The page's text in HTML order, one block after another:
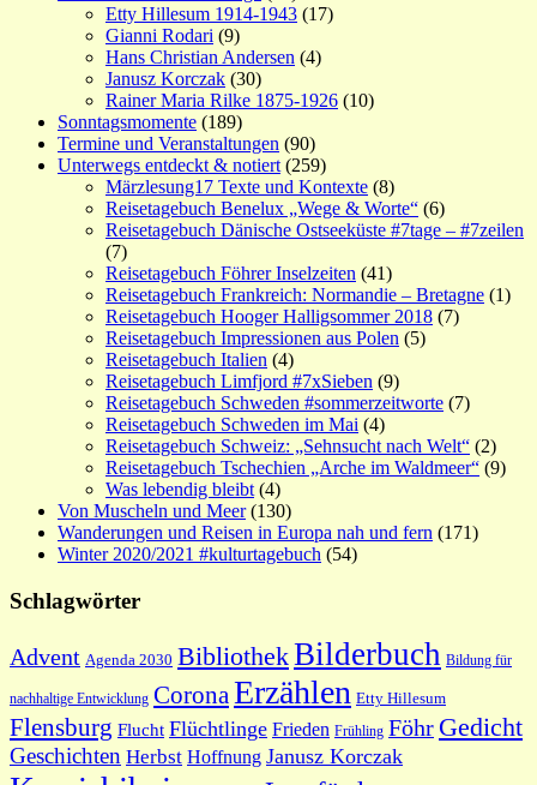
Etty Hillesum 1914-1943 (17)
Gianni Rodari (9)
Hans Christian Andersen (4)
Janusz Korczak (30)
Rainer Maria Rilke 1875-1926 (10)
Sonntagsmomente (189)
Termine und Veranstaltungen (90)
Unterwegs entdeckt & notiert (259)
Märzlesung17 Texte und Kontexte (8)
Reisetagebuch Benelux „Wege & Worte“ (6)
Reisetagebuch Dänische Ostseeküste #7tage – #7zeilen
(7)
Reisetagebuch Föhrer Inselzeiten (41)
Reisetagebuch Frankreich: Normandie – Bretagne (1)
Reisetagebuch Hooger Halligsommer 2018 (7)
Reisetagebuch Impressionen aus Polen (5)
Reisetagebuch Italien (4)
Reisetagebuch Limfjord #7xSieben (9)
Reisetagebuch Schweden #sommerzeitworte (7)
Reisetagebuch Schweden im Mai (4)
Reisetagebuch Schweiz: „Sehnsucht nach Welt“ (2)
Reisetagebuch Tschechien „Arche im Waldmeer“ (9)
Was lebendig bleibt (4)
Von Muscheln und Meer(130)
Wanderungen und Reisen in Europa nah und fern (171)
Winter 2020/2021 #kulturtagebuch (54)
Schlagwörter
Advent Agenda 2030 BibliothekBilderbuch Bildung für
nachhaltige Entwicklung Corona Erzählen Etty Hillesum
Flensburg Flucht Flüchtlinge Frieden Frühling Föhr Gedicht
Geschichten Herbst Hoffnung Janusz Korczak